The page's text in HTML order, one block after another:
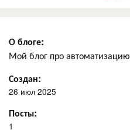
О блоге:
Мой блог про автоматизацию
Создан:
26 июл 2025
Посты:
1